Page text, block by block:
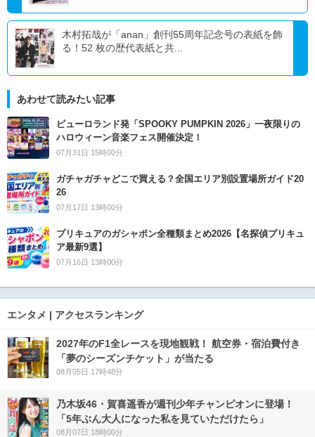
木村拓哉が「anan」創刊55周年記念号の表紙を飾
る！52 枚の歴代表紙と共...
あわせて読みたい記事
ピューロランド発「SPOOKY PUMPKIN 2026」一夜限りの
ハロウィーン音楽フェス開催決定！
07月31日 15時00分
ガチャガチャどこで買える？全国エリア別設置場所ガイド20
26
07月17日 13時00分
プリキュアのガシャポン全種類まとめ2026【名探偵プリキュ
ア最新9選】
07月16日 13時00分
エンタメ | アクセスランキング
2027年のF1全レースを現地観戦！ 航空券・宿泊費付き
「夢のシーズンチケット」が当たる
08月05日 17時48分
乃木坂46・賀喜遥香が週刊少年チャンピオンに登場！
「5年ぶん大人になった私を見ていただけたら」
08月07日 18時00分